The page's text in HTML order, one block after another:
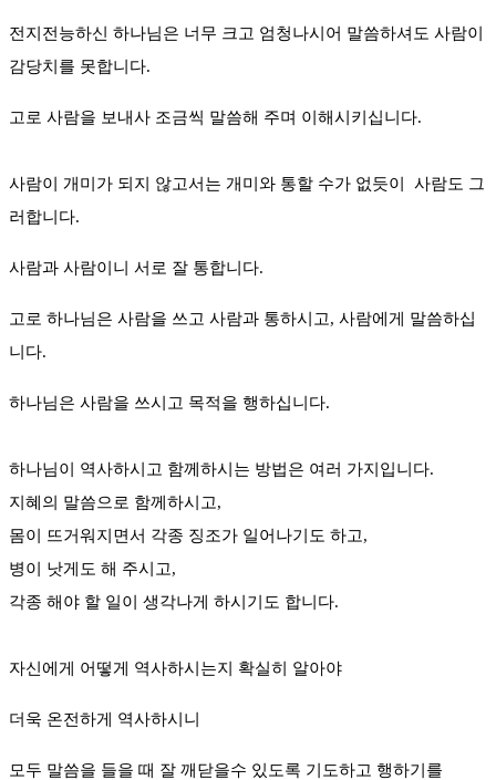
전지전능하신 하나님은 너무 크고 엄청나시어 말씀하셔도 사람이
감당치를 못합니다.
고로 사람을 보내사 조금씩 말씀해 주며 이해시키십니다.
사람이 개미가 되지 않고서는 개미와 통할 수가 없듯이 사람도 그
러합니다.
사람과 사람이니 서로 잘 통합니다.
고로 하나님은 사람을 쓰고 사람과 통하시고, 사람에게 말씀하십
니다.
하나님은 사람을 쓰시고 목적을 행하십니다.
하나님이 역사하시고 함께하시는 방법은 여러 가지입니다.
지혜의 말씀으로 함께하시고,
몸이 뜨거워지면서 각종 징조가 일어나기도 하고,
병이 낫게도 해 주시고,
각종 해야 할 일이 생각나게 하시기도 합니다.
자신에게 어떻게 역사하시는지 확실히 알아야
더욱 온전하게 역사하시니
모두 말씀을 들을 때 잘 깨닫을수 있도록 기도하고 행하기를